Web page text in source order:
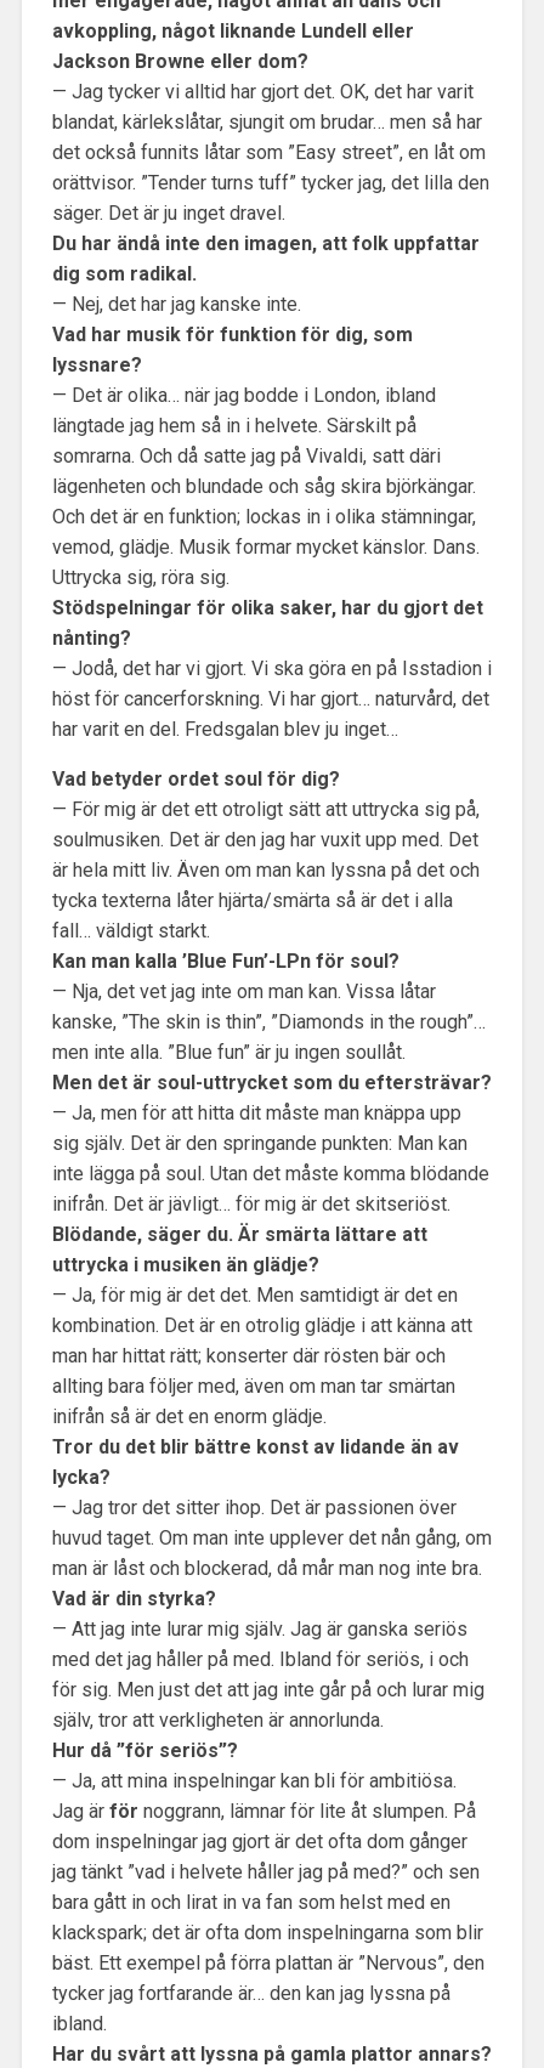
avkoppling, något liknande Lundell eller
Jackson Browne eller dom?
— Jag tycker vi alltid har gjort det. OK, det har varit
blandat, kärlekslåtar, sjungit om brudar… men så har
det också funnits låtar som ”Easy street”, en låt om
orättvisor. ”Tender turns tuff” tycker jag, det lilla den
säger. Det är ju inget dravel.
Du har ändå inte den imagen, att folk uppfattar
dig som radikal.
— Nej, det har jag kanske inte.
Vad har musik för funktion för dig, som
lyssnare?
— Det är olika… när jag bodde i London, ibland
längtade jag hem så in i helvete. Särskilt på
somrarna. Och då satte jag på Vivaldi, satt däri
lägenheten och blundade och såg skira björkängar.
Och det är en funktion; lockas in i olika stämningar,
vemod, glädje. Musik formar mycket känslor. Dans.
Uttrycka sig, röra sig.
Stödspelningar för olika saker, har du gjort det
nånting?
— Jodå, det har vi gjort. Vi ska göra en på Isstadion i
höst för cancerforskning. Vi har gjort… naturvård, det
har varit en del. Fredsgalan blev ju inget…
Vad betyder ordet soul för dig?
— För mig är det ett otroligt sätt att uttrycka sig på,
soulmusiken. Det är den jag har vuxit upp med. Det
är hela mitt liv. Även om man kan lyssna på det och
tycka texterna låter hjärta/smärta så är det i alla
fall… väldigt starkt.
Kan man kalla ’Blue Fun’-LPn för soul?
— Nja, det vet jag inte om man kan. Vissa låtar
kanske, ”The skin is thin”, ”Diamonds in the rough”…
men inte alla. ”Blue fun” är ju ingen soullåt.
Men det är soul-uttrycket som du eftersträvar?
— Ja, men för att hitta dit måste man knäppa upp
sig själv. Det är den springande punkten: Man kan
inte lägga på soul. Utan det måste komma blödande
inifrån. Det är jävligt… för mig är det skitseriöst.
Blödande, säger du. Är smärta lättare att
uttrycka i musiken än glädje?
— Ja, för mig är det det. Men samtidigt är det en
kombination. Det är en otrolig glädje i att känna att
man har hittat rätt; konserter där rösten bär och
allting bara följer med, även om man tar smärtan
inifrån så är det en enorm glädje.
Tror du det blir bättre konst av lidande än av
lycka?
— Jag tror det sitter ihop. Det är passionen över
huvud taget. Om man inte upplever det nån gång, om
man är låst och blockerad, då mår man nog inte bra.
Vad är din styrka?
— Att jag inte lurar mig själv. Jag är ganska seriös
med det jag håller på med. Ibland för seriös, i och
för sig. Men just det att jag inte går på och lurar mig
själv, tror att verkligheten är annorlunda.
Hur då ”för seriös”?
— Ja, att mina inspelningar kan bli för ambitiösa.
Jag är för noggrann, lämnar för lite åt slumpen. På
dom inspelningar jag gjort är det ofta dom gånger
jag tänkt ”vad i helvete håller jag på med?” och sen
bara gått in och lirat in va fan som helst med en
klackspark; det är ofta dom inspelningarna som blir
bäst. Ett exempel på förra plattan är ”Nervous”, den
tycker jag fortfarande är… den kan jag lyssna på
ibland.
Har du svårt att lyssna på gamla plattor annars?